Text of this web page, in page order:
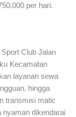
per hari.
Club Jalan
Kecamatan
layanan sewa
hingga
transmisi matic
nyaman dikendarai